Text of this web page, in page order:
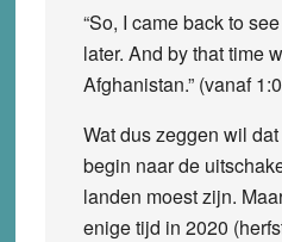
“So, I came back to
later. And by that time
Afghanistan.” (vanaf
Wat dus zeggen wil
begin naar de
landen moest zijn.
enige tijd in 2020